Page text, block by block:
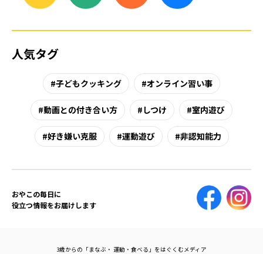
人気タグ
子どもクッキング オンライン習い事
動画との付き合い方 しつけ 室内遊び
好き嫌い克服 運動遊び 非認知能力
おやこの毎日に
役立つ情報をお届けします
3歳からの「まなぶ・ 運動・食べる」をはぐくむメディア